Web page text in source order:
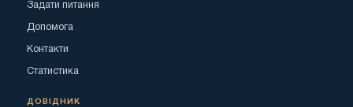
Задати питання
Допомога
Контакти
Статистика
ДОВІДНИК